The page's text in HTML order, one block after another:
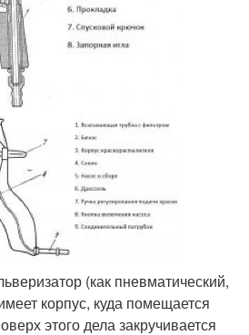
(как пневматический,
корпус, куда помещается
этого дела закручивается